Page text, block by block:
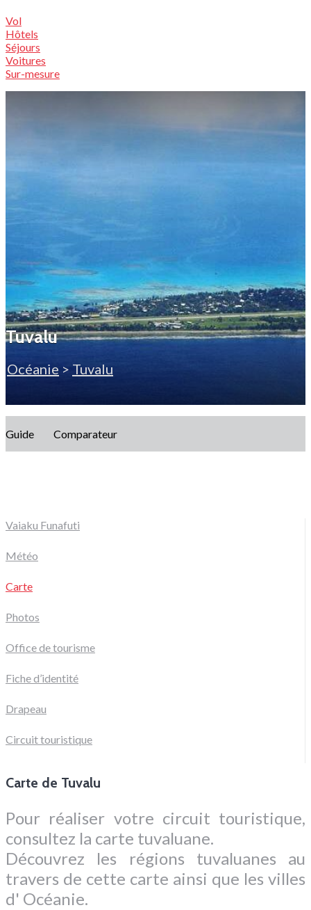
Vol
Hôtels
Séjours
Voitures
Sur-mesure
Tuvalu
Océanie > Tuvalu
Guide Comparateur
Vaiaku Funafuti
Météo
Carte
Photos
Office de tourisme
Fiche d’identité
Drapeau
Circuit touristique
Carte de Tuvalu
Pour réaliser votre circuit touristique,
consultez la carte tuvaluane.
Découvrez les régions tuvaluanes au
travers de cette carte ainsi que les villes
d' Océanie.